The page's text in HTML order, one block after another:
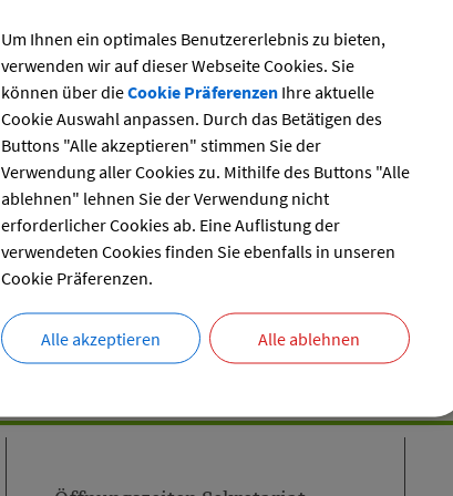
Um Ihnen ein optimales Benutzererlebnis zu bieten,
verwenden wir auf dieser Webseite Cookies. Sie
können über dieCookie PräferenzenIhre aktuelle
Cookie Auswahl anpassen. Durch das Betätigen des
Buttons "Alle akzeptieren" stimmen Sie der
Verwendung aller Cookies zu. Mithilfe des Buttons "Alle
ablehnen" lehnen Sie der Verwendung nicht
erforderlicher Cookies ab. Eine Auflistung der
verwendeten Cookies finden Sie ebenfalls in unseren
Cookie Präferenzen.
Alle akzeptieren Alle ablehnen